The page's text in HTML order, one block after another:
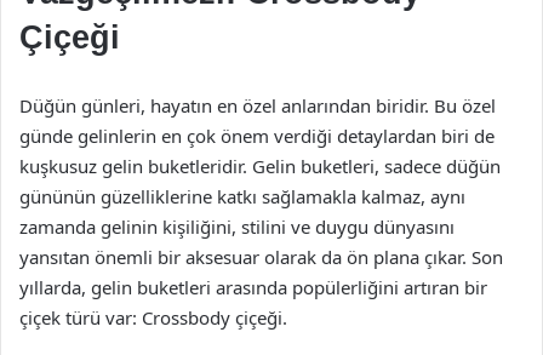
Çiçeği
Düğün günleri, hayatın en özel anlarından biridir. Bu özel
günde gelinlerin en çok önem verdiği detaylardan biri de
kuşkusuz gelin buketleridir. Gelin buketleri, sadece düğün
gününün güzelliklerine katkı sağlamakla kalmaz, aynı
zamanda gelinin kişiliğini, stilini ve duygu dünyasını
yansıtan önemli bir aksesuar olarak da ön plana çıkar. Son
yıllarda, gelin buketleri arasında popülerliğini artıran bir
çiçek türü var: Crossbody çiçeği.